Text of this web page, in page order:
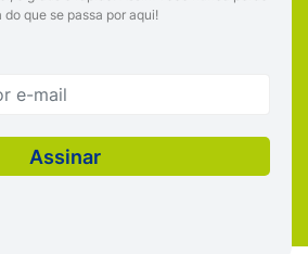
do que se passa por aqui!